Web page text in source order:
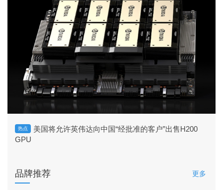
热点
美国将允许英伟达向中国“经批准的客户”出售H200
GPU
品牌推荐 更多